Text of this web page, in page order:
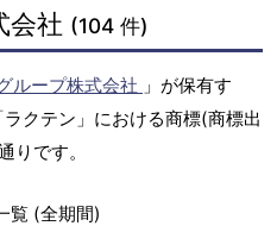
会社 (104 件)
ループ株式会社 」が保有す
クテン」における商標(商標出
りです。
覧 (全期間)